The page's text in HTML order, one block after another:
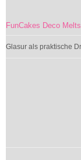
FunCakes Deco
Glasur als praktische